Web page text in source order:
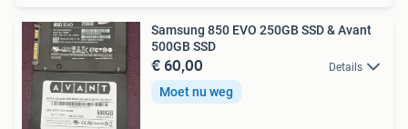
Samsung 850 EVO 250GB SSD & Avant
500GB SSD
€ 60,00 Details
Moet nu weg